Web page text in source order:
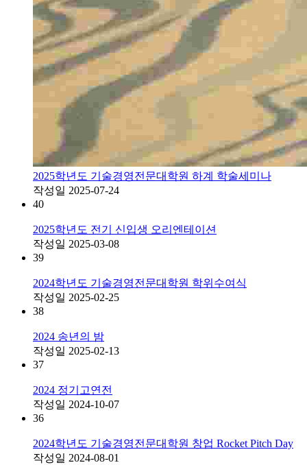
2025학년도 기술경영전문대학원 하계 학술세미나
작성일 2025-07-24
40
2025학년도 전기 신입생 오리엔테이션
작성일 2025-03-08
39
2024학년도 기술경영전문대학원 학위수여식
작성일 2025-02-25
38
2024 송년의 밤
작성일 2025-02-13
37
2024 정기고연전
작성일 2024-10-07
36
2024학년도 기술경영전문대학원 창업 Rocket Pitch Day
작성일 2024-08-01